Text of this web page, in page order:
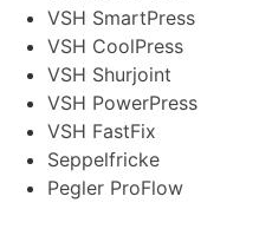
VSH SmartPress
VSH CoolPress
VSH Shurjoint
VSH PowerPress
VSH FastFix
Seppelfricke
Pegler ProFlow